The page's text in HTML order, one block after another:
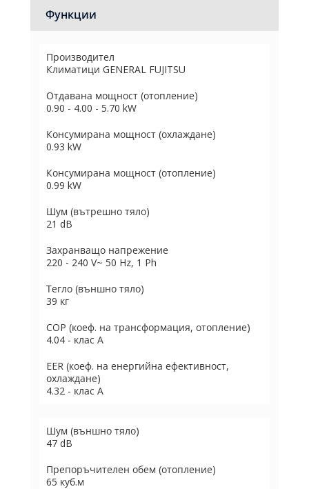
Функции
Производител
Климатици GENERAL FUJITSU
Отдавана мощност (отопление)
0.90 - 4.00 - 5.70 kW
Консумирана мощност (охлаждане)
0.93 kW
Консумирана мощност (отопление)
0.99 kW
Шум (вътрешно тяло)
21 dB
Захранващо напрежение
220 - 240 V~ 50 Hz, 1 Ph
Тегло (външно тяло)
39 кг
COP (коеф. на трансформация, отопление)
4.04 - клас А
EER (коеф. на енергийна ефективност,
охлаждане)
4.32 - клас А
Шум (външно тяло)
47 dB
Препоръчителен обем (отопление)
65 куб.м